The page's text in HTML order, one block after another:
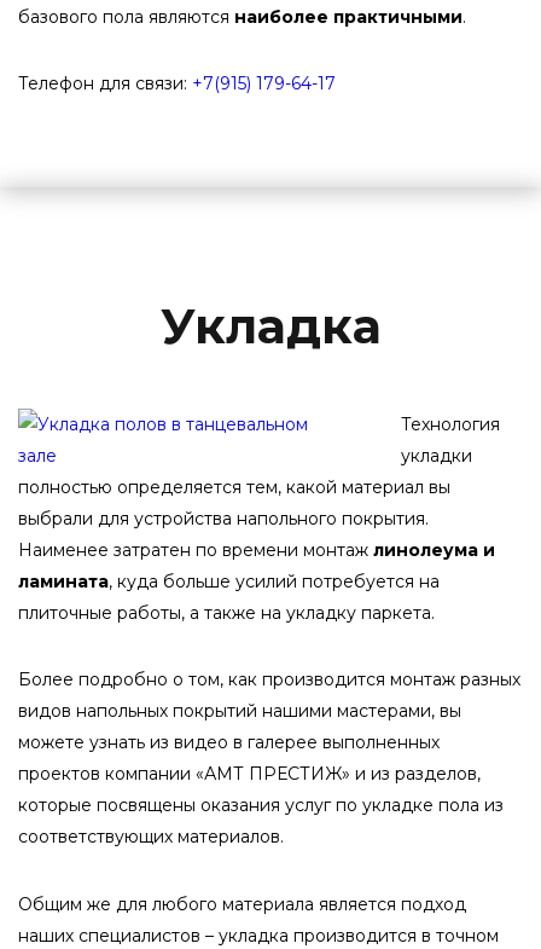
базового пола являются наиболее практичными.
Телефон для связи: +7(915) 179-64-17
Укладка
Технология
укладки
полностью определяется тем, какой материал вы
выбрали для устройства напольного покрытия.
Наименее затратен по времени монтаж линолеума и
ламината, куда больше усилий потребуется на
плиточные работы, а также на укладку паркета.
Более подробно о том, как производится монтаж разных
видов напольных покрытий нашими мастерами, вы
можете узнать из видео в галерее выполненных
проектов компании «АМТ ПРЕСТИЖ» и из разделов,
которые посвящены оказания услуг по укладке пола из
соответствующих материалов.
Общим же для любого материала является подход
наших специалистов – укладка производится в точном